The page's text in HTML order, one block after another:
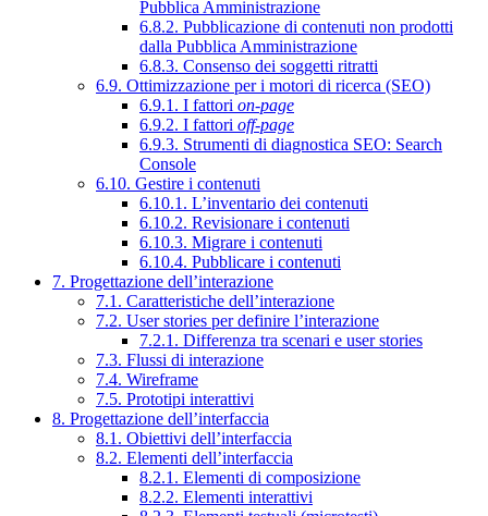
Pubblica Amministrazione
6.8.2. Pubblicazione di contenuti non prodotti
dalla Pubblica Amministrazione
6.8.3. Consenso dei soggetti ritratti
6.9. Ottimizzazione per i motori di ricerca (SEO)
6.9.1. I fattori on-page
6.9.2. I fattori off-page
6.9.3. Strumenti di diagnostica SEO: Search
Console
6.10. Gestire i contenuti
6.10.1. L’inventario dei contenuti
6.10.2. Revisionare i contenuti
6.10.3. Migrare i contenuti
6.10.4. Pubblicare i contenuti
7. Progettazione dell’interazione
7.1. Caratteristiche dell’interazione
7.2. User stories per definire l’interazione
7.2.1. Differenza tra scenari e user stories
7.3. Flussi di interazione
7.4. Wireframe
7.5. Prototipi interattivi
8. Progettazione dell’interfaccia
8.1. Obiettivi dell’interfaccia
8.2. Elementi dell’interfaccia
8.2.1. Elementi di composizione
8.2.2. Elementi interattivi